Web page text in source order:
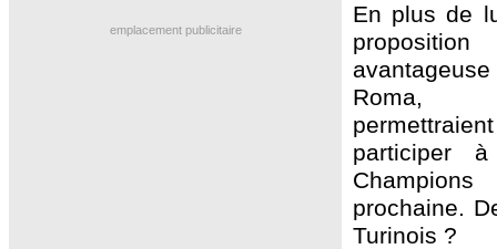
emplacement publicitaire
En plus de
proposition
Roma,
participer
prochaine.
Turinois ?